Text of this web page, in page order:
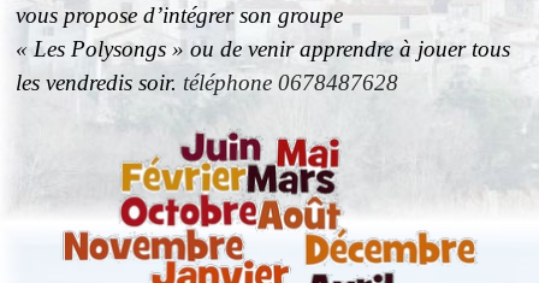
vous propose d’intégrer son groupe
« Les Polysongs » ou de venir apprendre à jouer tous
les vendredis soir. téléphone 0678487628